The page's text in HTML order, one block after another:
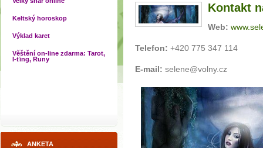
Keltský horoskop
Výklad karet
Věštění on-line zdarma: Tarot,
I-ťing, Runy
ANKETA
Kontakt
Web:
Telefon: +420 775 347 114
E-mail: selene@volny.cz